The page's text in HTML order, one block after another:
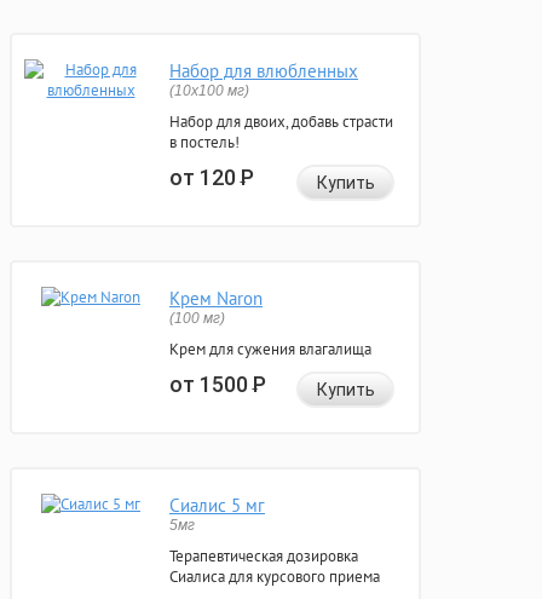
Набор для влюбленных
(10х100 мг)
Набор для двоих, добавь страсти
в постель!
от 120Р Купить
Крем Naron
(100 мг)
Крем для сужения влагалища
от 1500Р Купить
Сиалис 5 мг
5мг
Терапевтическая дозировка
Сиалиса для курсового приема